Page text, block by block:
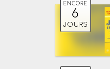
ENCORE
6
JOURS